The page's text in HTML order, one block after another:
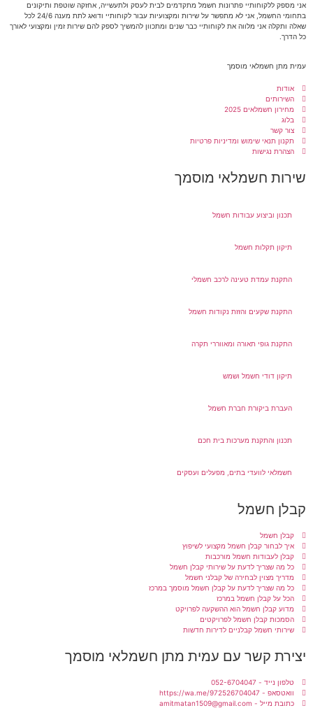
אני מספק ללקוחותיי פתרונות חשמל מתקדמים לבית לעסק ולתעשייה, אחזקה שוטפת ותיקונים
בתחומי החשמל, אני לא מתפשר על שירות ומקצועיות עבור לקוחותיי ודואג לתת מענה 24/6 לכל
שאלה ותקלה אני מלווה את לקוחותיי כבר שנים ומתכוון להמשיך לספק להם שירות זמין ומקצועי לאורך
כל הדרך.
עמית מתן חשמלאי מוסמך
אודות
השירותים
מחירון חשמלאים 2025
בלוג
צור קשר
תקנון תנאי שימוש ומדיניות פרטיות
הצהרת נגישות
שירות חשמלאי מוסמך
תכנון וביצוע עבודות חשמל
תיקון תקלות חשמל
התקנת עמדת טעינה לרכב חשמלי
התקנת שקעים והזזת נקודות חשמל
התקנת גופי תאורה ומאווררי תקרה
תיקון דודי חשמל ושמש
העברת ביקורת חברת חשמל
תכנון והתקנת מערכות בית חכם
חשמלאי לוועדי בתים, מפעלים ועסקים
קבלן חשמל
קבלן חשמל
איך לבחור קבלן חשמל מקצועי לשיפוץ
קבלן לעבודות חשמל מורכבות
כל מה שצריך לדעת על שירותי קבלן חשמל
מדריך מצוין לבחירה של קבלני חשמל
כל מה שצריך לדעת על קבלן חשמל מוסמך במרכז
הכל על קבלן חשמל במרכז
מדוע קבלן חשמל הוא ההשקעה לפרויקט
הסמכות קבלן חשמל לפרויקטים
שירותי חשמל קבלניים לדירות חדשות
יצירת קשר עם עמית מתן חשמלאי מוסמך
טלפון נייד - 052-6704047
וואטסאפ - https://wa.me/972526704047
כתובת מייל - amitmatan1509@gmail.com